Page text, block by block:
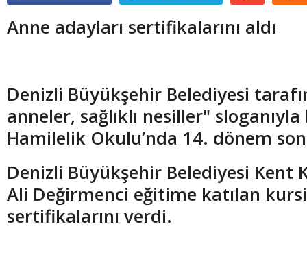
Anne adayları sertifikalarını aldı
Denizli Büyükşehir Belediyesi
anneler, sağlıklı nesiller"
Hamilelik Okulu’nda 14. dönem
Denizli Büyükşehir Belediyesi Kent
Ali Değirmenci eğitime katılan
sertifikalarını verdi.